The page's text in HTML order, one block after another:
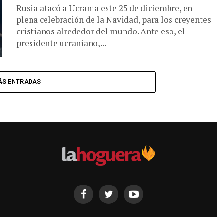
Rusia atacó a Ucrania este 25 de diciembre, en
plena celebración de la Navidad, para los creyentes
cristianos alrededor del mundo. Ante eso, el
presidente ucraniano,...
ENTRADAS